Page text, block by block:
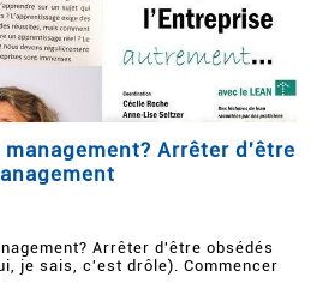
Arrêter d'être
Arrêter d'être obsédés
je sais, c'est drôle). Commencer